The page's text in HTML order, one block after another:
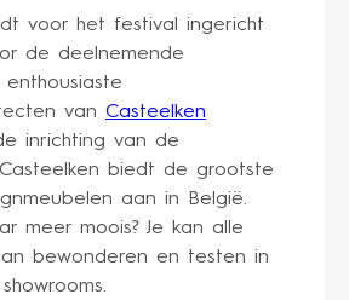
voor het festival ingericht
de deelnemende
enthousiaste
van Casteelken
inrichting van de
biedt de grootste
aan in België.
meer moois? Je kan alle
bewonderen en testen in